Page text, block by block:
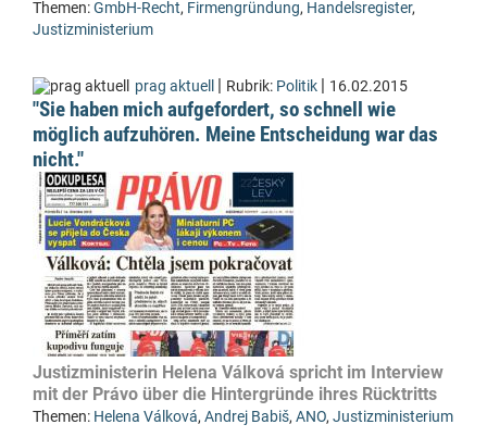
Themen:GmbH-Recht, Firmengründung, Handelsregister,
Justizministerium
prag aktuell | Rubrik: Politik | 16.02.2015
"Sie haben mich aufgefordert, so schnell wie
möglich aufzuhören. Meine Entscheidung war das
nicht."
Justizministerin Helena Válková spricht im Interview
mit der Právo über die Hintergründe ihres Rücktritts
Themen: Helena Válková, Andrej Babiš, ANO, Justizministerium